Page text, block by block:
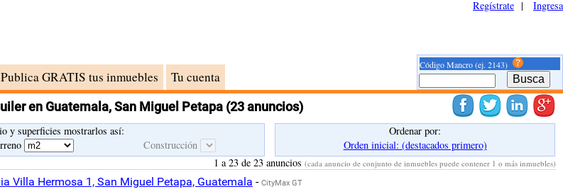
Publica GRATIS tus inmuebles Tu cuenta
Regístrate | Ingresa
Código Mancro (ej. 2143)
en Guatemala, San Miguel Petapa (23 anuncios)
y superficies mostrarlos así:
Construcción
Ordenar por:
Orden inicial: (destacados primero)
1 a 23 de 23 anuncios (cada anuncio de conjunto de inmuebles puede contener 1 o más inmuebles)
Villa Hermosa 1, San Miguel Petapa, Guatemala - CityMax GT